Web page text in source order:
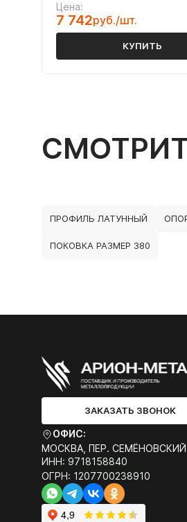
Цена:
7 742руб./шт.
КУПИТЬ
ПРОФИЛЬ ЛАТУННЫЙ
ПОКОВКА РАЗМЕР 380
ЗАКАЗАТЬ ЗВОНОК
ОФИС:
МОСКВА, ПЕР.
ИНН: 9718158840
ОГРН: 1207700238910